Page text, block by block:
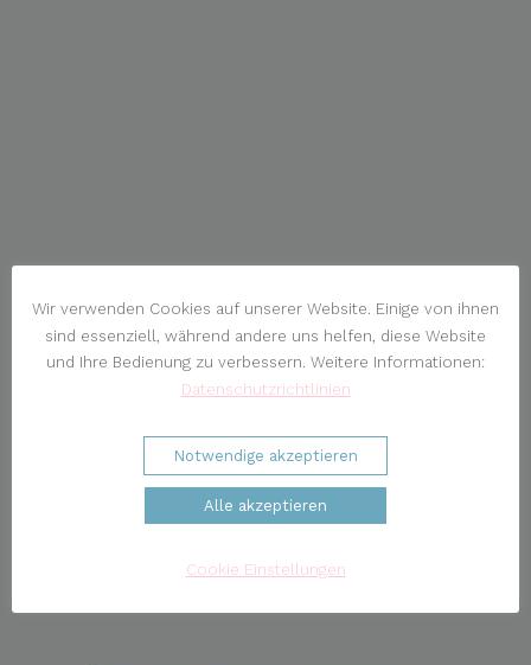
Wir verwenden Cookies auf unserer Website. Einige von ihnen
sind essenziell, während andere uns helfen, diese Website
und Ihre Bedienung zu verbessern. Weitere Informationen:
Datenschutzrichtlinien
Notwendige akzeptieren
Alle akzeptieren
Cookie Einstellungen